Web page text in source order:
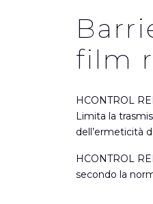
film
HCONTROL
Limita la
dell’ermeticità
HCONTROL
secondo la